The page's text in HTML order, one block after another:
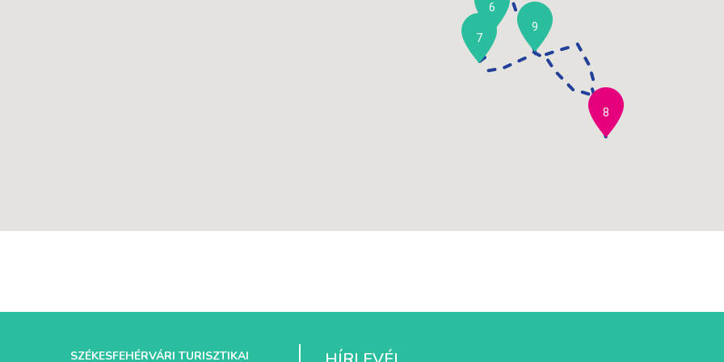
6
7
9
8
SZÉKESFEHÉRVÁRI TURISZTIKAI